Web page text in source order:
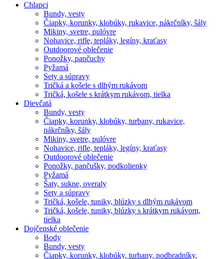
Chlapci
Bundy, vesty
Čiapky, korunky, klobúky, rukavice, nákrčníky, šály
Mikiny, svetre, pulóvre
Nohavice, rifle, tepláky, legíny, kraťasy
Outdoorové oblečenie
Ponožky, pančuchy
Pyžamá
Sety a súpravy
Tričká a košele s dlhým rukávom
Tričká, košele s krátkym rukávom, tielka
Dievčatá
Bundy, vesty
Čiapky, korunky, klobúky, turbany, rukavice,
nákrčníky, šály
Mikiny, svetre, pulóvre
Nohavice, rifle, tepláky, legíny, kraťasy
Outdoorové oblečenie
Ponožky, pančušky, podkolienky
Pyžamá
Šaty, sukne, overaly
Sety a súpravy
Tričká, košele, tuniky, blúzky s dlhým rukávom
Tričká, košele, tuniky, blúzky s krátkym rukávom,
tielka
Dojčenské oblečenie
Body
Bundy, vesty
Čiapky, korunky, klobúky, turbany, podbradníky,